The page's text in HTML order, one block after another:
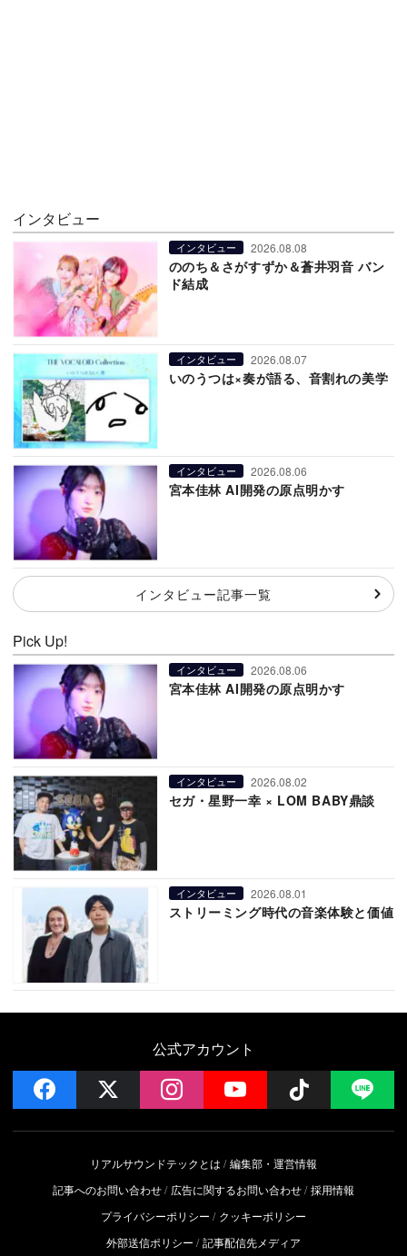
インタビュー
インタビュー 2026.08.08
ののち＆さがすずか＆蒼井羽音 バン
ド結成
インタビュー 2026.08.07
いのうつは×奏が語る、音割れの美学
インタビュー 2026.08.06
宮本佳林 AI開発の原点明かす
インタビュー記事一覧
Pick Up!
インタビュー 2026.08.06
宮本佳林 AI開発の原点明かす
インタビュー 2026.08.02
セガ・星野一幸 × LOM BABY鼎談
インタビュー 2026.08.01
ストリーミング時代の音楽体験と価値
公式アカウント
facebook instagramYouTube Follow
リアルサウンドテックとは
編集部・運営情報
記事へのお問い合わせ
広告に関するお問い合わせ 採用情報
プライバシーポリシー
クッキーポリシー
外部送信ポリシー
記事配信先メディア